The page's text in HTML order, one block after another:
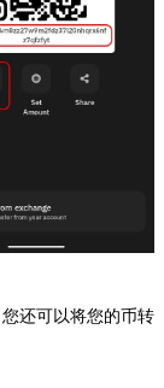
还可以将您的币转